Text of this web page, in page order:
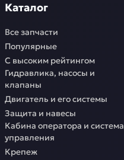
Каталог
Все запчасти
Популярные
С высоким рейтингом
Гидравлика, насосы и
клапаны
Двигатель и его системы
Защита и навесы
Кабина оператора и система
управления
Крепеж